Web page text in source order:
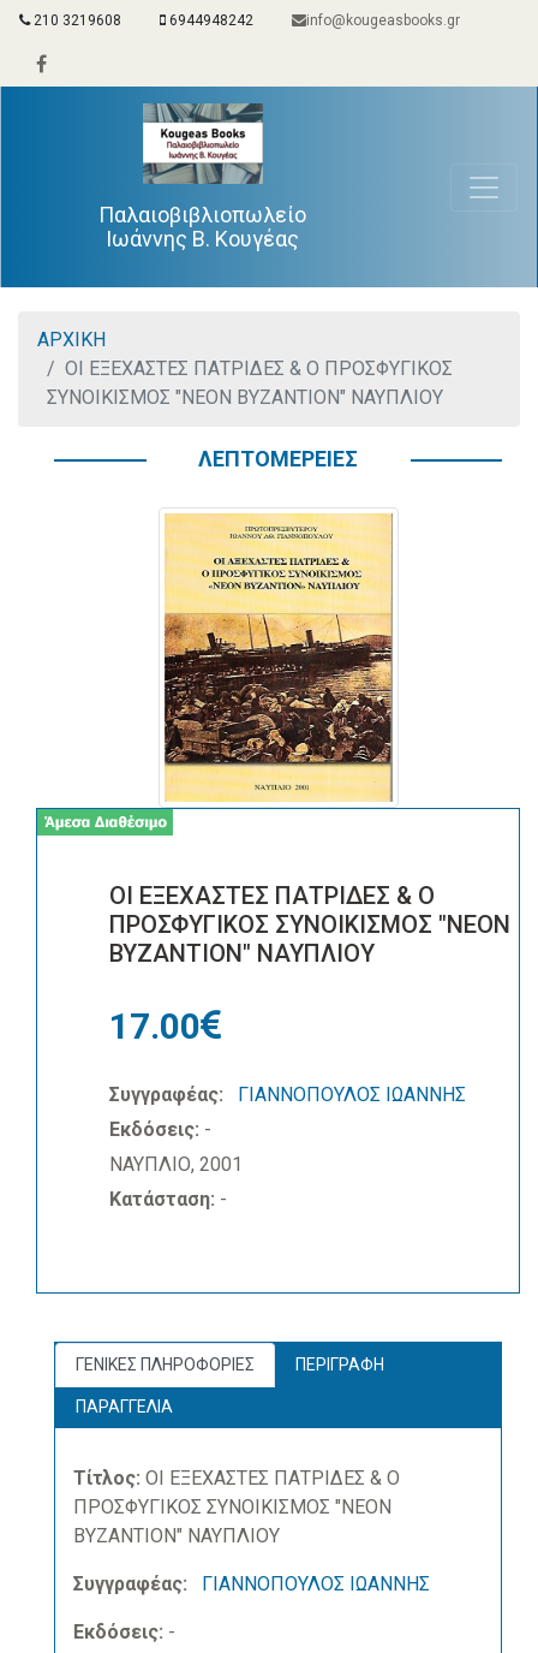
210 3219608 6944948242 info@kougeasbooks.gr
Παλαιοβιβλιοπωλείο
Ιωάννης Β. Κουγέας
ΑΡΧΙΚΗ
ΟΙ ΕΞΕΧΑΣΤΕΣ ΠΑΤΡΙΔΕΣ & Ο ΠΡΟΣΦΥΓΙΚΟΣ
ΣΥΝΟΙΚΙΣΜΟΣ "ΝΕΟΝ ΒΥΖΑΝΤΙΟΝ" ΝΑΥΠΛΙΟΥ
ΛΕΠΤΟΜΕΡΕΙΕΣ
ΟΙ ΕΞΕΧΑΣΤΕΣ ΠΑΤΡΙΔΕΣ & Ο
ΠΡΟΣΦΥΓΙΚΟΣ ΣΥΝΟΙΚΙΣΜΟΣ "ΝΕΟΝ
ΒΥΖΑΝΤΙΟΝ" ΝΑΥΠΛΙΟΥ
17.00
Συγγραφέας:
ΓΙΑΝΝΟΠΟΥΛΟΣ ΙΩΑΝΝΗΣ
Εκδόσεις: -
ΝΑΥΠΛΙΟ, 2001
Κατάσταση: -
ΓΕΝΙΚΕΣ ΠΛΗΡΟΦΟΡΙΕΣ ΠΕΡΙΓΡΑΦΗ
ΠΑΡΑΓΓΕΛΙΑ
Τίτλος: ΟΙ ΕΞΕΧΑΣΤΕΣ ΠΑΤΡΙΔΕΣ & Ο
ΠΡΟΣΦΥΓΙΚΟΣ ΣΥΝΟΙΚΙΣΜΟΣ "ΝΕΟΝ
ΒΥΖΑΝΤΙΟΝ" ΝΑΥΠΛΙΟΥ
Συγγραφέας: ΓΙΑΝΝΟΠΟΥΛΟΣ ΙΩΑΝΝΗΣ
Εκδόσεις: -